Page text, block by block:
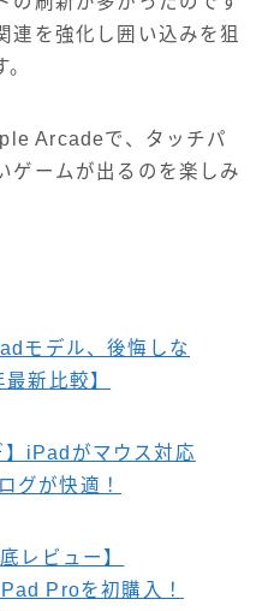
連を強化し囲い込みを狙
Arcadeで、タッチパ
ゲームが出るのを楽しみ
モデル、後悔しな
新比較】
】iPadがマウス対応
グが快適！
レビュー】
Proを初購入！